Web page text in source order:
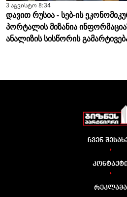
3 აგვისტო 8:34
დავით რუსია - სებ-ის
პორტალის მიზანია
ანალიზის სისწორის
ჩვენ
•
•
რეკლამა